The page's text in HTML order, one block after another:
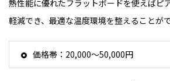
熱性能に優れたフラットボードを使えばピ
軽減でき、最適な温度環境を整えることがで
価格帯：20,000～50,000円